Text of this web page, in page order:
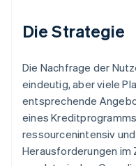
Die Strategie
Die Nachfrage der
eindeutig, aber viele
entsprechende
eines
ressourcenintensiv
Herausforderungen im